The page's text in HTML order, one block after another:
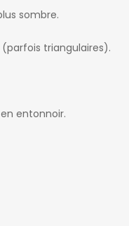
sombre.
triangulaires).
entonnoir.